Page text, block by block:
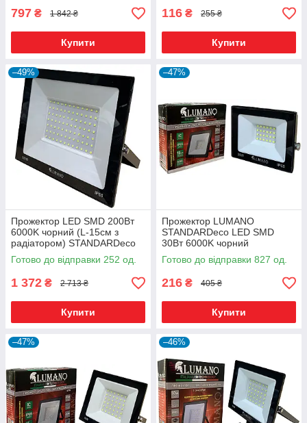
797 ₴ 1 842 ₴
Купити
116 ₴ 255 ₴
Купити
–49%
Прожектор LED SMD 200Вт
6000K чорний (L-15см з
радіатором) STANDARDeco
ТМ LUMANO
Готово до відправки 252 од.
1 372 ₴ 2 713 ₴
Купити
–47%
Прожектор LUMANO
STANDARDeco LED SMD
30Вт 6000K чорний
Готово до відправки 827 од.
216 ₴ 405 ₴
Купити
–47% –46%